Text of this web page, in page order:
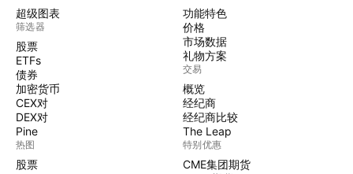
超级图表
筛选器
股票
ETFs
债券
加密货币
CEX对
DEX对
Pine
热图
股票
功能特色
价格
市场数据
礼物方案
交易
概览
经纪商
经纪商比较
The Leap
特别优惠
CME集团期货